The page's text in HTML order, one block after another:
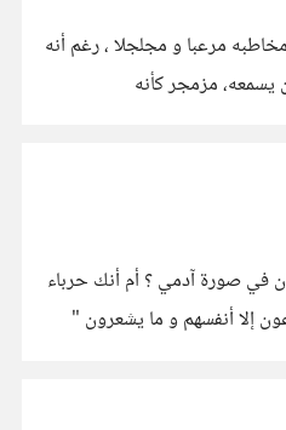
مرعبا و مجلجلا ، رغم أنه
مزمجر كأنه
في صورة آدمي ؟ أم أنك حرباء
على شاكلة بشر؟ هل تعلم أنك تخدع نفسك قبل أن تخدعنا؟ و تحط من قدرك حتى من قبل أن نحتقرك؟ فأنت أصدق تجسيد لقوله تعالى" يخادعون الله و الذين آمنوا و ما يخادعون إلا أنفسهم و ما يشعرون "